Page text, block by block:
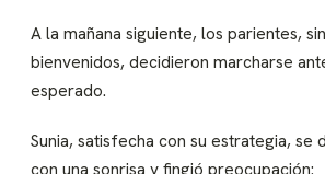
A la mañana siguiente, los parientes,
bienvenidos, decidieron marcharse
esperado.
Sunia, satisfecha con su estrategia, se
con una sonrisa y fingió preocupación: